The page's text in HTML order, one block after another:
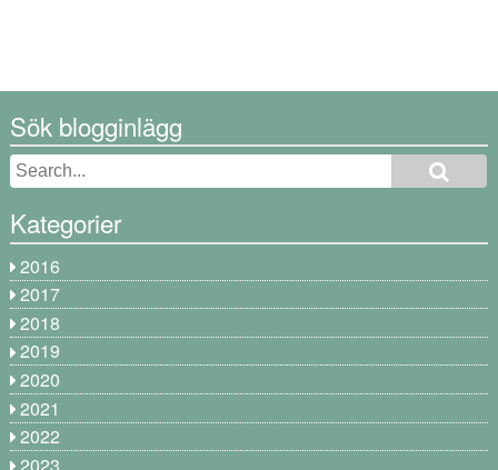
Sök blogginlägg
Kategorier
2016
2017
2018
2019
2020
2021
2022